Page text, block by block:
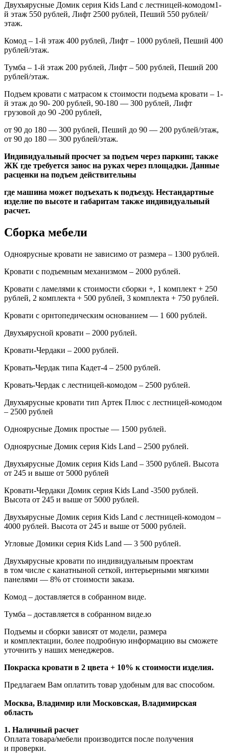
Двухъярусные Домик серия Kids Land с лестницей-комодом1-
й этаж 550 рублей, Лифт 2500 рублей, Пеший 550 рублей/
этаж.
Комод – 1-й этаж 400 рублей, Лифт – 1000 рублей, Пеший 400
рублей/этаж.
Тумба – 1-й этаж 200 рублей, Лифт – 500 рублей, Пеший 200
рублей/этаж.
Подъем кровати с матрасом к стоимости подъема кровати – 1-
й этаж до 90- 200 рублей, 90-180 — 300 рублей, Лифт
грузовой до 90 -200 рублей,
от 90 до 180 — 300 рублей, Пеший до 90 — 200 рублей/этаж,
от 90 до 180 — 300 рублей/этаж.
Индивидуальный просчет за подъем через паркинг, также
ЖК где требуется занос на руках через площадки. Данные
расценки на подъем действительны
где машина может подъехать к подъезду. Нестандартные
изделие по высоте и габаритам также индивидуальный
расчет.
Сборка мебели
Одноярусные кровати не зависимо от размера – 1300 рублей.
Кровати с подъемным механизмом – 2000 рублей.
Кровати с ламелями к стоимости сборки +, 1 комплект + 250
рублей, 2 комплекта + 500 рублей, 3 комплекта + 750 рублей.
Кровати с орнтопедическим основанием — 1 600 рублей.
Двухъярусной кровати – 2000 рублей.
Кровати-Чердаки – 2000 рублей.
Кровать-Чердак типа Кадет-4 – 2500 рублей.
Кровать-Чердак с лестницей-комодом – 2500 рублей.
Двухъярусные кровати тип Артек Плюс с лестницей-комодом
– 2500 рублей
Одноярусные Домик простые — 1500 рублей.
Одноярусные Домик серия Kids Land – 2500 рублей.
Двухъярусные Домик серия Kids Land – 3500 рублей. Высота
от 245 и выше от 5000 рублей
Кровати-Чердаки Домик серия Kids Land -3500 рублей.
Высота от 245 и выше от 5000 рублей.
Двухъярусные Домик серия Kids Land с лестницей-комодом –
4000 рублей. Высота от 245 и выше от 5000 рублей.
Угловые Домики серия Kids Land — 3 500 рублей.
Двухъярусные кровати по индивидуальным проектам
в том числе с канатныной сеткой, интерьерными мягкими
панелями — 8% от стоимости заказа.
Комод – доставляется в собранном виде.
Тумба – доставляется в собранном виде.ю
Подъемы и сборки зависят от модели, размера
и комплектации, более подробную информацию вы сможете
уточнить у наших менеджеров.
Покраска кровати в 2 цвета + 10% к стоимости изделия.
Предлагаем Вам оплатить товар удобным для вас способом.
Москва, Владимир или Московская, Владимирская
область
1. Наличный расчет
Оплата товара/мебели производится после получения
и проверки.